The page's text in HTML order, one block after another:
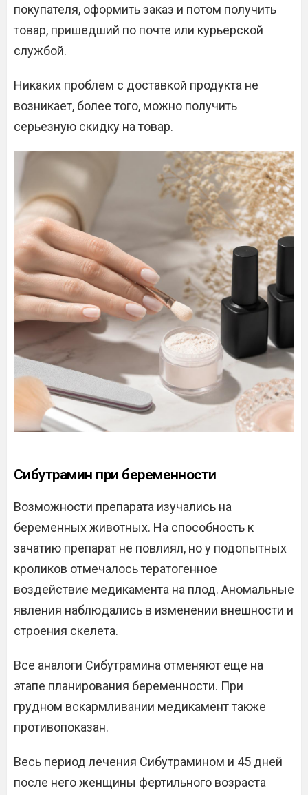
покупателя, оформить заказ и потом получить
товар, пришедший по почте или курьерской
службой.
Никаких проблем с доставкой продукта не
возникает, более того, можно получить
серьезную скидку на товар.
Сибутрамин при беременности
Возможности препарата изучались на
беременных животных. На способность к
зачатию препарат не повлиял, но у подопытных
кроликов отмечалось тератогенное
воздействие медикамента на плод. Аномальные
явления наблюдались в изменении внешности и
строения скелета.
Все аналоги Сибутрамина отменяют еще на
этапе планирования беременности. При
грудном вскармливании медикамент также
противопоказан.
Весь период лечения Сибутрамином и 45 дней
после него женщины фертильного возраста